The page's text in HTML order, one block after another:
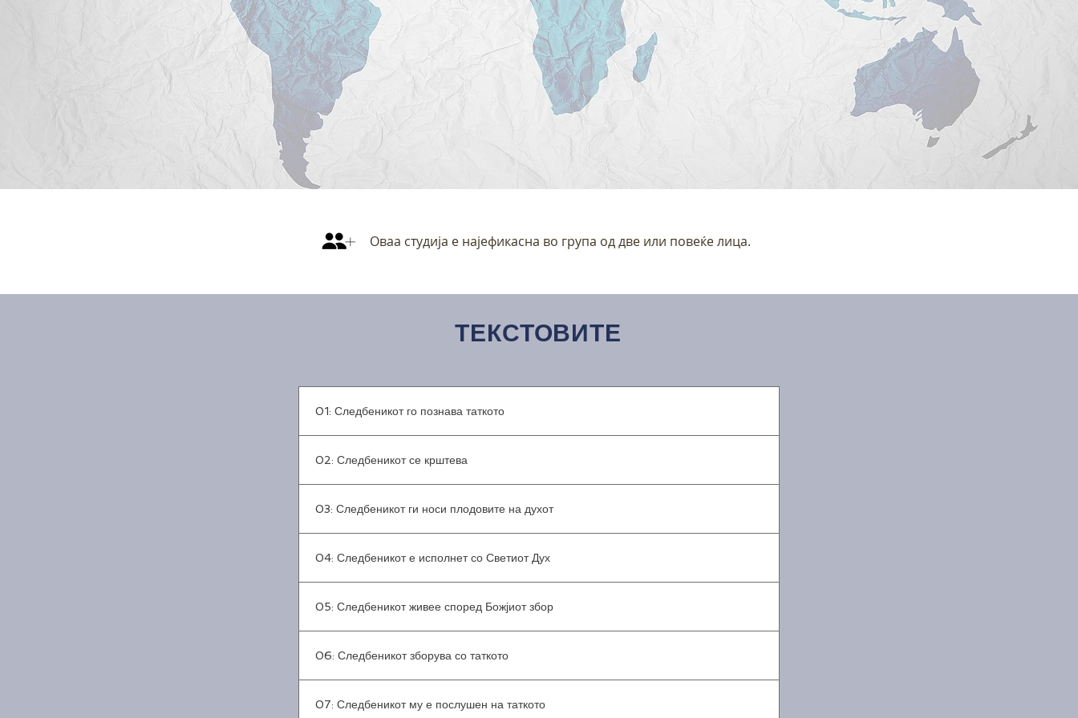
Оваа студија е најефикасна во група од две или повеќе лица.
ТЕКСТОВИТЕ
01: Следбеникот го познава таткото
02: Следбеникот се крштева
03: Следбеникот ги носи плодовите на духот
04: Следбеникот е исполнет со Светиот Дух
05: Следбеникот живее според Божјиот збор
06: Следбеникот зборува со таткото
07: Следбеникот му е послушен на таткото